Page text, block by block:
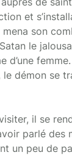
et
son
le
d’une
démon se
il se
parlé des
un peu de